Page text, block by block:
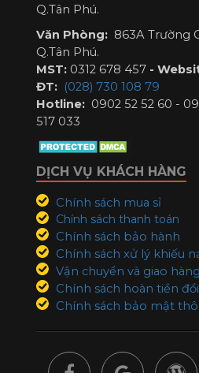
Q.Tân Phú.
Văn Phòng: 863A Trường
Q.Tân Phú.
MST: 0312 678 457-
ĐT: (028) 730 108 79
Hotline: 0902 52 52 60 -
517 033
DỊCH VỤ KHÁCH HÀNG
Chính sách mua sỉ
Chính sách thanh toán
Chính sách bảo hành
Chính sách xử lý khiếu
Vận chuyển và giao hàng
Chính sách hoàn tiền
Chính sách bảo mật